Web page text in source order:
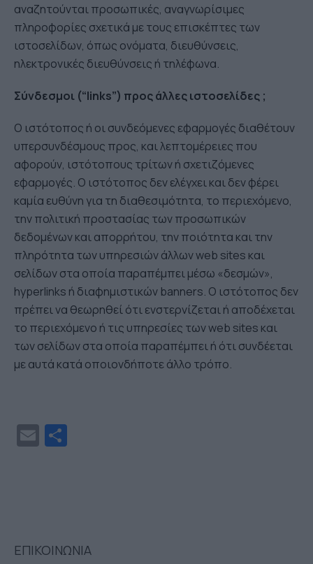
αναζητούνται προσωπικές, αναγνωρίσιμες
πληροφορίες σχετικά με τους επισκέπτες των
ιστοσελίδων, όπως ονόματα, διευθύνσεις,
ηλεκτρονικές διευθύνσεις ή τηλέφωνα.
Σύνδεσμοι (“links”) προς άλλες ιστοσελίδες ;
Ο ιστότοπος ή οι συνδεόμενες εφαρμογές διαθέτουν
υπερσυνδέσμους προς, και λεπτομέρειες που
αφορούν, ιστότοπους τρίτων ή σχετιζόμενες
εφαρμογές. Ο ιστότοπος δεν ελέγχει και δεν φέρει
καμία ευθύνη για τη διαθεσιμότητα, το περιεχόμενο,
την πολιτική προστασίας των προσωπικών
δεδομένων και απορρήτου, την ποιότητα και την
πληρότητα των υπηρεσιών άλλων web sites και
σελίδων στα οποία παραπέμπει μέσω «δεσμών»,
hyperlinks ή διαφημιστικών banners. Ο ιστότοπος δεν
πρέπει να θεωρηθεί ότι ενστερνίζεται ή αποδέχεται
το περιεχόμενο ή τις υπηρεσίες των web sites και
των σελίδων στα οποία παραπέμπει ή ότι συνδέεται
με αυτά κατά οποιονδήποτε άλλο τρόπο.
Email
ΕΠΙΚΟΙΝΩΝΙΑ